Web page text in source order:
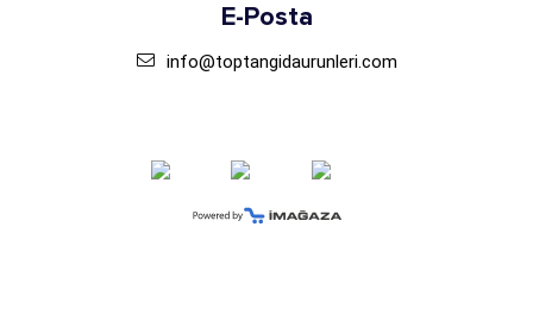
E-Posta
info@toptangidaurunleri.com